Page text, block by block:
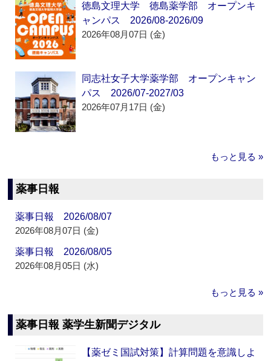
徳島文理大学 徳島薬学部 オープンキ
ャンパス 2026/08-2026/09
2026年08月07日 (金)
同志社女子大学薬学部 オープンキャン
パス 2026/07-2027/03
2026年07月17日 (金)
もっと見る »
薬事日報
薬事日報 2026/08/07
2026年08月07日 (金)
薬事日報 2026/08/05
2026年08月05日 (水)
もっと見る »
薬事日報 薬学生新聞デジタル
【薬ゼミ国試対策】計算問題を意識しよ